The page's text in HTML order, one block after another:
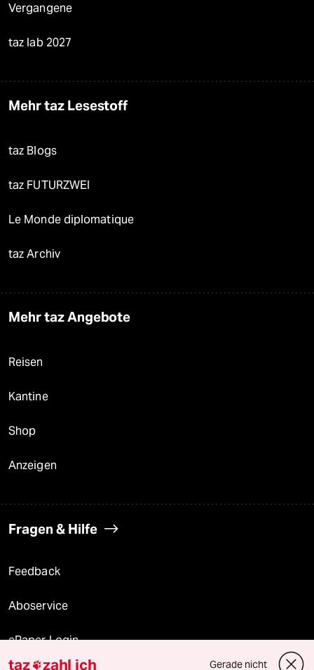
Vergangene
taz lab 2027
Mehr taz Lesestoff
taz Blogs
taz FUTURZWEI
Le Monde diplomatique
taz Archiv
Mehr taz Angebote
Reisen
Kantine
Shop
Anzeigen
Fragen & Hilfe
Feedback
Aboservice
ePaper Login
taz zahl ich Gerade nicht